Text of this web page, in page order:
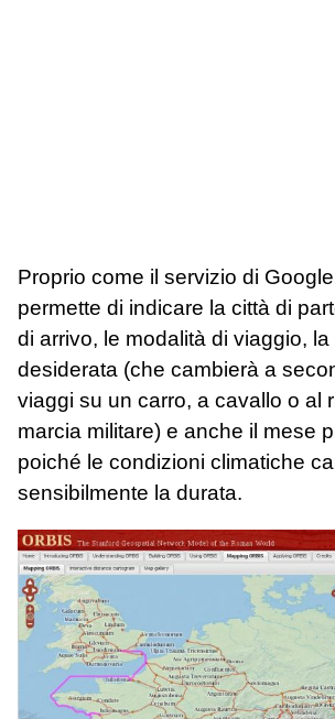
Proprio come il servizio di
permette di indicare la città di
di arrivo, le modalità di viaggio, la
desiderata (che cambierà a
viaggi su un carro, a cavallo o al
marcia militare) e anche il mese
poiché le condizioni climatiche
sensibilmente la durata.